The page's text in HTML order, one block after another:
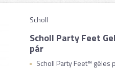
Scholl
Scholl Party Feet
pár
Scholl Party Feet™ géles